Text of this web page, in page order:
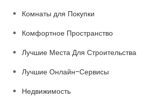
Комнаты для Покупки
Комфортное Пространство
Лучшие Места Для Строительства
Лучшие Онлайн-Сервисы
Недвижимость